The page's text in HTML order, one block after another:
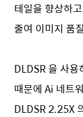
테일을 향상하
줄여 이미지 품
DLDSR 을 사
때문에 Ai 네트
DLDSR 2.25X